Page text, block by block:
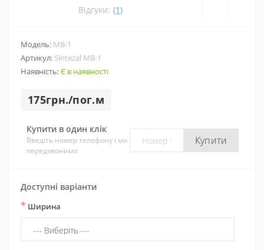
Відгуки: (1)
Модель: МВ-1
Артикул: Sintezal МВ-1
Наявність:Є в наявності
175грн./пог.м
Купити в один клік
Введіть номер телефону і ми
передзвонимо
Купити
Доступні варіанти
* Ширина